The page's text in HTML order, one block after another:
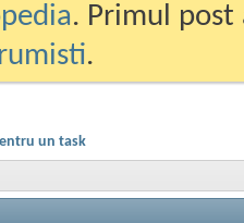
. Primul
.
un task